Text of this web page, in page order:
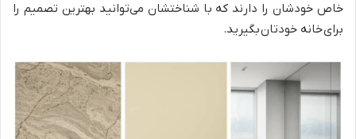
خاص خودشان را دارند که با شناختشان می‌توانید بهترین تصمیم را
برایخانه خودتانبگیرید.